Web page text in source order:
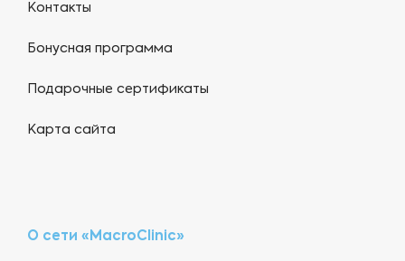
Контакты
Бонусная программа
Подарочные сертификаты
Карта сайта
О сети «MacroClinic»